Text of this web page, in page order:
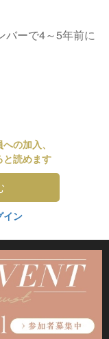
バーで4～5年前に
の加入、
と読めます
イン